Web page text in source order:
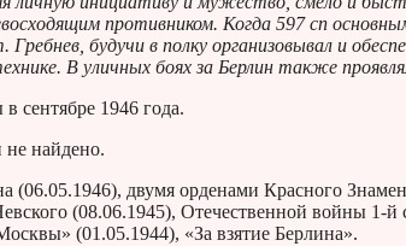
противником. Когда 597 сп
будучи в полку организовывал и
В уличных боях за Берлин также
сентябре 1946 года.
найдено.
(06.05.1946), двумя орденами Красного
(08.06.1945), Отечественной войны
(01.05.1944), «За взятие Берлина».